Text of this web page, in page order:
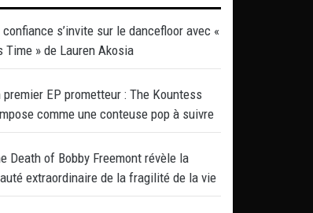
confiance s’invite sur le dancefloor avec «
Time » de Lauren Akosia
premier EP prometteur : The Kountess
comme une conteuse pop à suivre
Death of Bobby Freemont révèle la
extraordinaire de la fragilité de la vie